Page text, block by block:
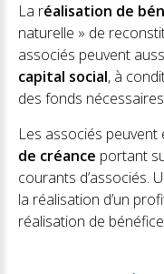
La réalisation de
naturelle » de
associés peuvent
capital social, à
des fonds
Les associés
de créance portant
courants d’associés.
la réalisation d’un
réalisation de